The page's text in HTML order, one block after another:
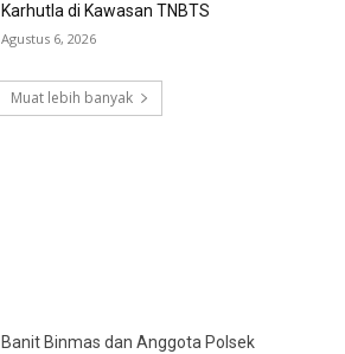
Karhutla di Kawasan TNBTS
Agustus 6, 2026
Muat lebih banyak
Banit Binmas dan Anggota Polsek